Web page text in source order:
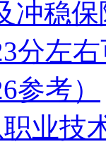
冲稳
分左
参考）
业技